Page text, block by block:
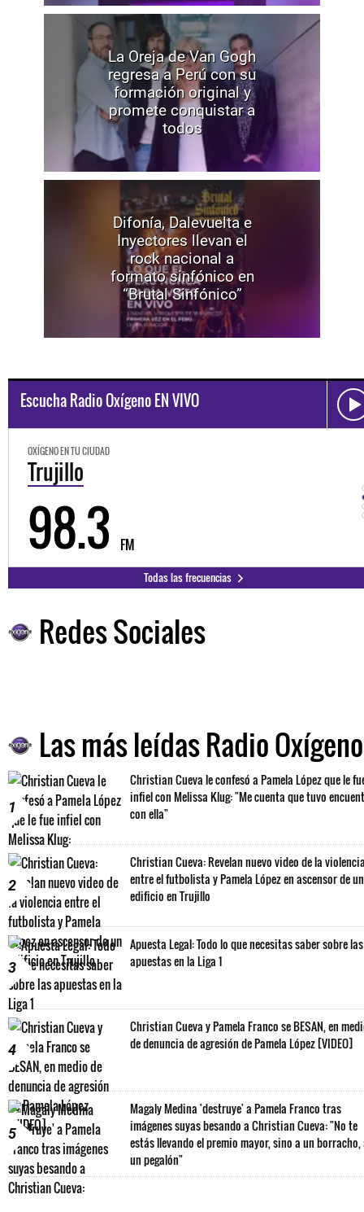
La Oreja de Van Gogh
regresa a Perú con su
formación original y
promete conquistar a
todos
Difonía, Dalevuelta e
Inyectores llevan el
rock nacional a
formato sinfónico en
“Brutal Sinfónico”
Escucha Radio Oxígeno EN VIVO
OXÍGENO EN TU CIUDAD
Trujillo
98.3 FM
Todas las frecuencias
Redes Sociales
Las más leídas Radio Oxígeno
1
Christian Cueva le confesó a Pamela López que le
infiel con Melissa Klug: "Me cuenta que tuvo
con ella"
2
Christian Cueva: Revelan nuevo video de la
entre el futbolista y Pamela López en ascensor de un
edificio en Trujillo
3
Apuesta Legal: Todo lo que necesitas saber sobre las
apuestas en la Liga 1
4
Christian Cueva y Pamela Franco se BESAN, en
de denuncia de agresión de Pamela López [VIDEO]
5
Magaly Medina 'destruye' a Pamela Franco tras
imágenes suyas besando a Christian Cueva: "No te
estás llevando el premio mayor, sino a un borracho,
un pegalón"